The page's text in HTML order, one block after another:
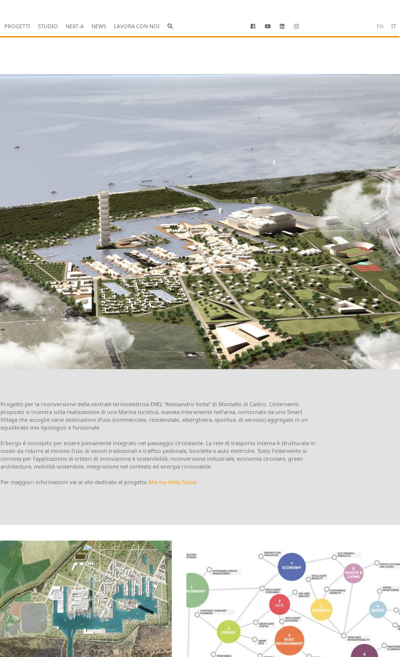
PROGETTI STUDIO NEXT-A NEWS LAVORA CON NOI EN IT
Progetto per la riconversione della centrale termoelettrica ENEL “Alessandro Volta” di Montalto di Castro. L’intervento
proposto si incentra sulla realizzazione di una Marina turistica, scavata interamente nell’area, contornata da uno Smart
Village che accoglie varie destinazioni d’uso (commerciale, residenziale, alberghiera, sportiva, di servizio) aggregate in un
equilibrato mix tipologico e funzionale.
Il borgo è concepito per essere pienamente integrato nel paesaggio circostante. La rete di trasporto interna è strutturata in
modo da ridurre al minimo l’uso di veicoli tradizionali e traffico pedonale, biciclette e auto elettriche. Tutto l’intervento si
connota per l’applicazione di crtiteri di innovazione e sostenibilità: riconversione industriale, economia circolare, green
architecture, mobilità sostenibile, integrazione nel contesto ed energia rinnovabile.
Per maggiori informazioni vai al sito dedicato al progetto Marina della Tuscia